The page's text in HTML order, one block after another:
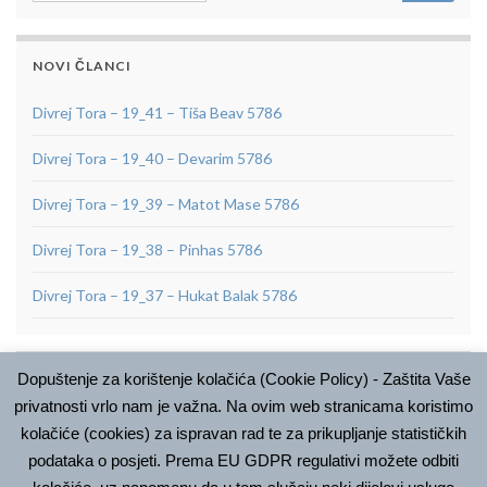
NOVI ČLANCI
Divrej Tora – 19_41 – Tiša Beav 5786
Divrej Tora – 19_40 – Devarim 5786
Divrej Tora – 19_39 – Matot Mase 5786
Divrej Tora – 19_38 – Pinhas 5786
Divrej Tora – 19_37 – Hukat Balak 5786
ARHIVA
Arhiva
Dopuštenje za korištenje kolačića (Cookie Policy) - Zaštita Vaše
privatnosti vrlo nam je važna. Na ovim web stranicama koristimo
kolačiće (cookies) za ispravan rad te za prikupljanje statističkih
podataka o posjeti. Prema EU GDPR regulativi možete odbiti